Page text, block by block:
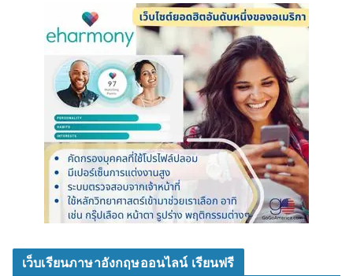
เว็บเรียนภาษาอังกฤษออนไลน์ เรียนฟรี